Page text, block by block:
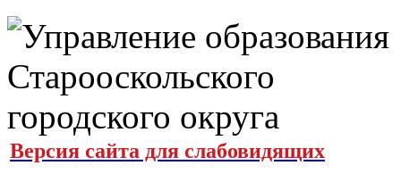
Версия сайта для слабовидящих